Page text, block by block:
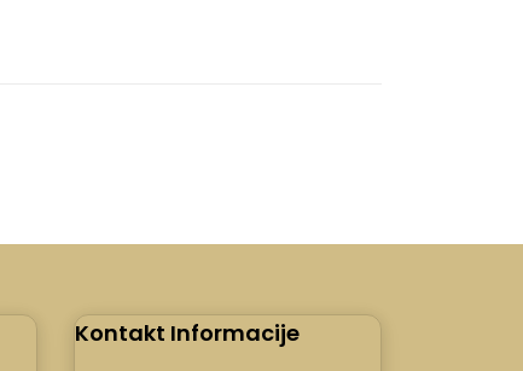
Kontakt Informacije